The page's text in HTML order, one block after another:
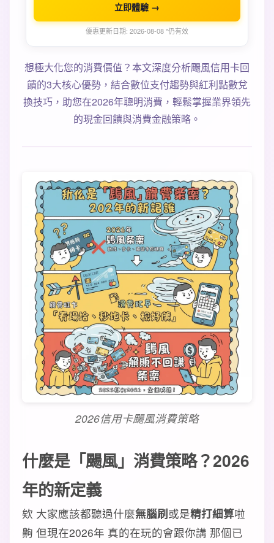
立即體驗 →
優惠更新日期: 2026-08-08 *仍有效
想極大化您的消費價值？本文深度分析颺風信用卡回
饋的3大核心優勢，結合數位支付趨勢與紅利點數兌
換技巧，助您在2026年聰明消費，輕鬆掌握業界領先
的現金回饋與消費金融策略。
2026信用卡颺風消費策略
什麼是「颺風」消費策略？2026
年的新定義
欸 大家應該都聽過什麼無腦刷或是精打細算啦
齁 但現在2026年 真的在玩的會跟你講 那個已